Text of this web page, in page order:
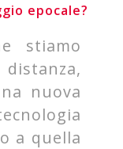
epocale?
stiamo
nuova
a quella